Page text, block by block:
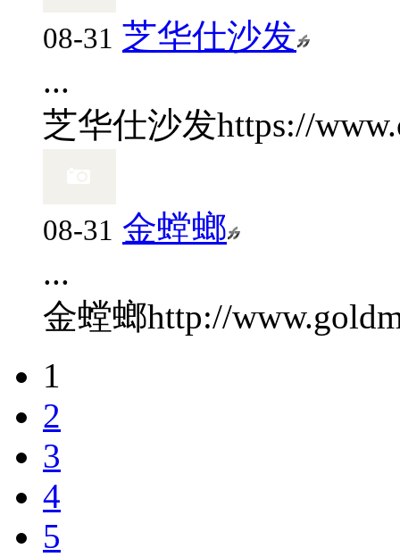
08-31 芝华仕沙发
...
芝华仕沙发https://
08-31 金螳螂
...
金螳螂http://
1
2
3
4
5